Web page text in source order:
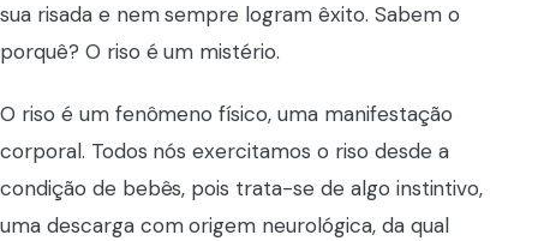
sua risada e nem sempre logram êxito. Sabem o
porquê? O riso é um mistério.
O riso é um fenômeno físico, uma manifestação
corporal. Todos nós exercitamos o riso desde a
condição de bebês, pois trata-se de algo instintivo,
uma descarga com origem neurológica, da qual